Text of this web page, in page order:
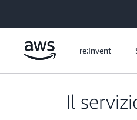
re:Invent
Il